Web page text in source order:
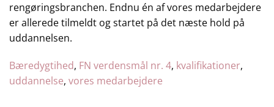
rengøringsbranchen. Endnu én af vores medarbejdere
er allerede tilmeldt og startet på det næste hold på
uddannelsen.
Bæredygtihed, FN verdensmål nr. 4, kvalifikationer
uddannelse, vores medarbejdere